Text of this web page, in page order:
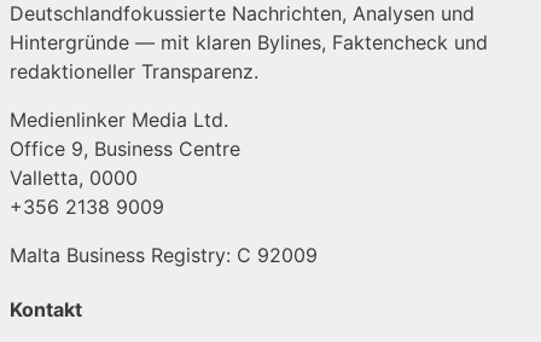
Deutschlandfokussierte Nachrichten, Analysen und
Hintergründe — mit klaren Bylines, Faktencheck und
redaktioneller Transparenz.
Medienlinker Media Ltd.
Office 9, Business Centre
Valletta, 0000
+356 2138 9009
Malta Business Registry: C 92009
Kontakt